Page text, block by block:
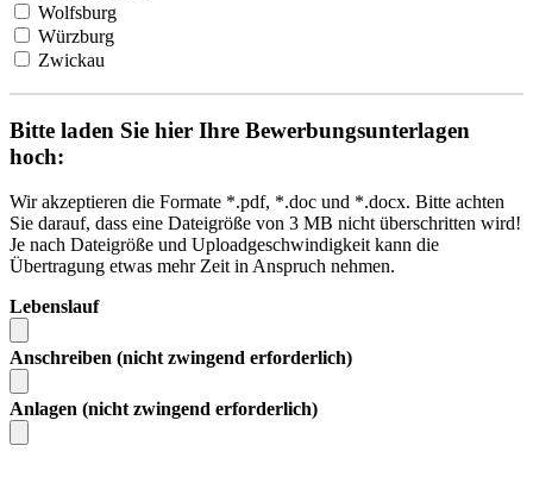
Wolfsburg
Würzburg
Zwickau
Bitte laden Sie hier Ihre Bewerbungsunterlagen
hoch:
Wir akzeptieren die Formate *.pdf, *.doc und *.docx. Bitte achten
Sie darauf, dass eine Dateigröße von 3 MB nicht überschritten wird!
Je nach Dateigröße und Uploadgeschwindigkeit kann die
Übertragung etwas mehr Zeit in Anspruch nehmen.
Lebenslauf
Anschreiben (nicht zwingend erforderlich)
Anlagen (nicht zwingend erforderlich)